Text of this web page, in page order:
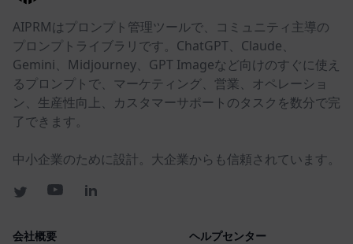
AIPRMはプロンプト管理ツールで、コミュニティ主導の
プロンプトライブラリです。ChatGPT、Claude、
Gemini、Midjourney、GPT Imageなど向けのすぐに使え
るプロンプトで、マーケティング、営業、オペレーショ
ン、生産性向上、カスタマーサポートのタスクを数分で完
了できます。
中小企業のために設計。大企業からも信頼されています。
会社概要 ヘルプセンター